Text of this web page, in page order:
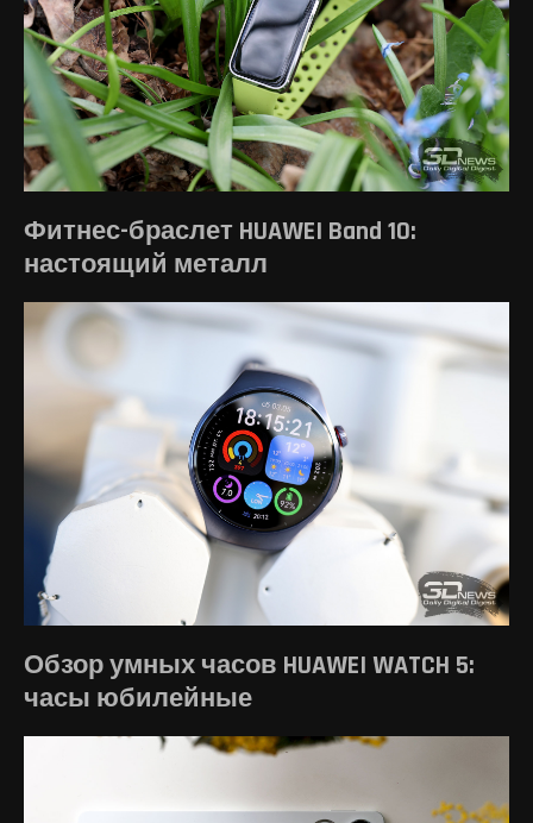
Фитнес-браслет HUAWEI Band 10:
настоящий металл
Обзор умных часов HUAWEI WATCH 5:
часы юбилейные